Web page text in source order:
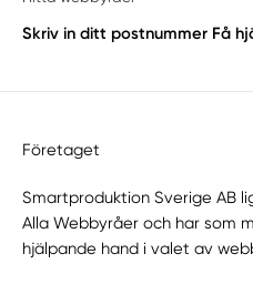
Skriv in ditt postnummer Få
Företaget
Smartproduktion Sverige AB
Alla Webbyråer och har som
hjälpande hand i valet av